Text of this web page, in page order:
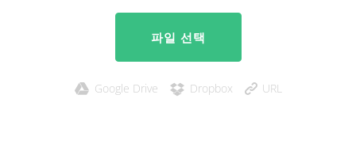
파일 선택
Google Drive Dropbox URL